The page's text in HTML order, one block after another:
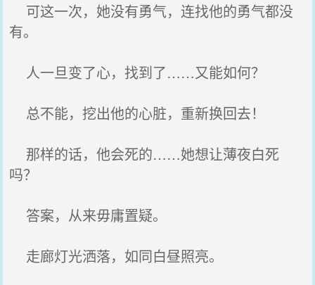
可这一次，她没有勇气，连找他的勇气都没
有。
人一旦变了心，找到了……又能如何？
总不能，挖出他的心脏，重新换回去！
那样的话，他会死的……她想让薄夜白死
吗？
答案，从来毋庸置疑。
走廊灯光洒落，如同白昼照亮。